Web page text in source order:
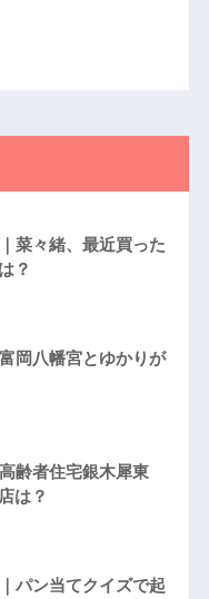
菜々緒、最近買った
？
岡八幡宮とゆかりが
齢者住宅銀木犀東
は？
パン当てクイズで起